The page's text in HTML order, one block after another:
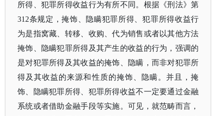
所得、犯罪所得收益行为有所不同。根据《刑法》第
312条规定，掩饰、隐瞒犯罪所得、犯罪所得收益行
为是指窝藏、转移、收购、代为销售或者以其他方法
掩饰、隐瞒犯罪所得及其产生的收益的行为，强调的
是对犯罪所得及其收益的掩饰、隐瞒，而非对犯罪所
得及其收益的来源和性质的掩饰、隐瞒。并且，掩
饰、隐瞒犯罪所得、犯罪所得收益不一定要通过金融
系统或者借助金融手段等实施。可见，就范畴而言，